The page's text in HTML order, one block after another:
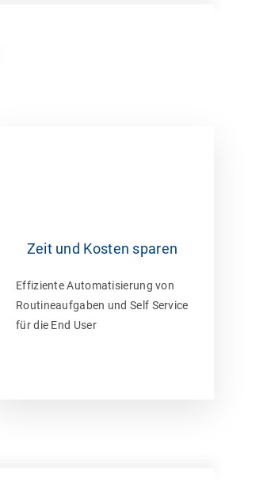
Zeit und Kosten sparen
Effiziente Automatisierung von
Routineaufgaben und Self Service
für die End User